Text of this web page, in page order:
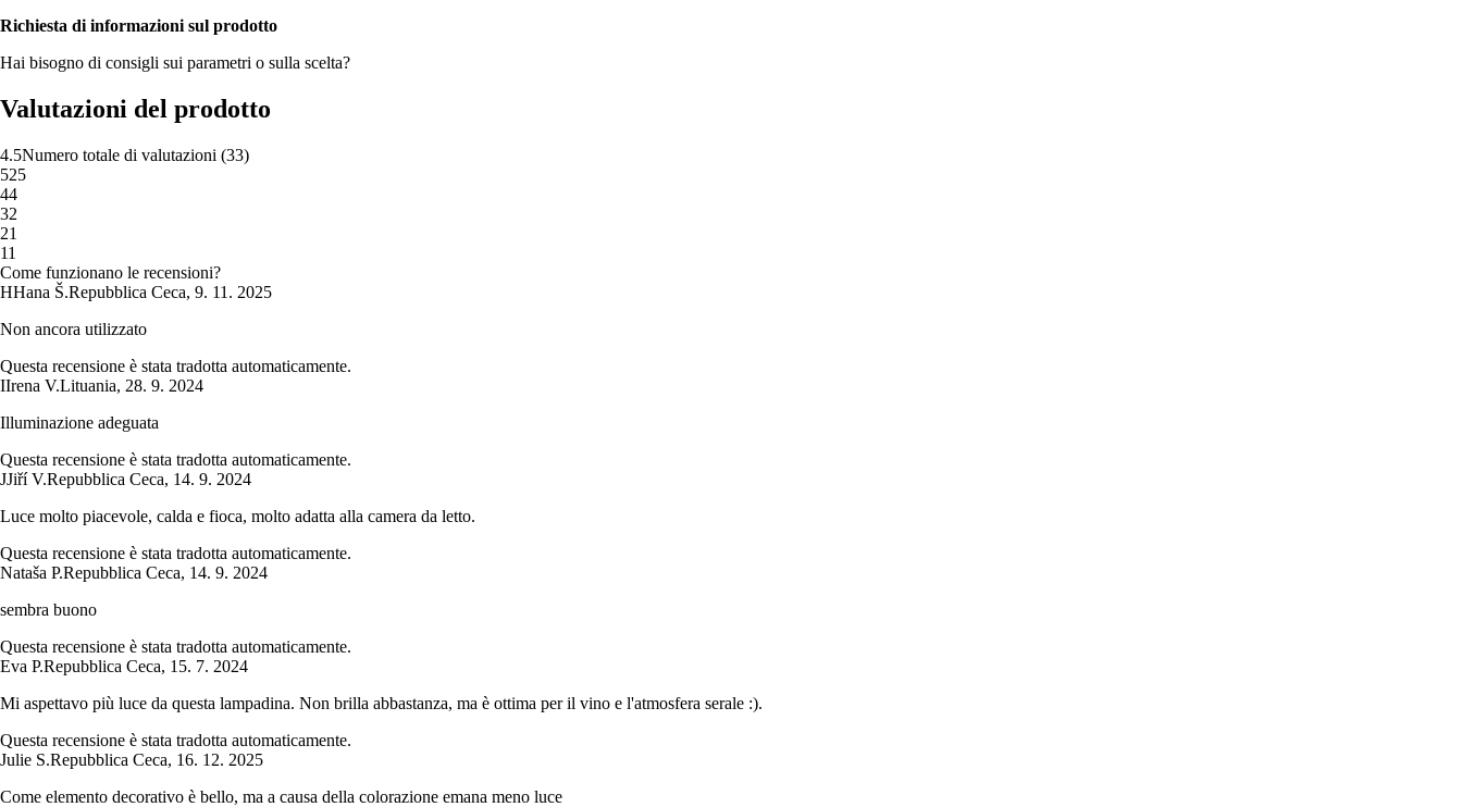
Richiesta di informazioni sul prodotto
Hai bisogno di consigli sui parametri o sulla scelta?
Valutazioni del prodotto
4.5Numero totale di valutazioni (33)
525
44
32
21
11
Come funzionano le recensioni?
HHana Š.Repubblica Ceca, 9. 11. 2025
Non ancora utilizzato
Questa recensione è stata tradotta automaticamente.
IIrena V.Lituania, 28. 9. 2024
Illuminazione adeguata
Questa recensione è stata tradotta automaticamente.
JJiří V.Repubblica Ceca, 14. 9. 2024
Luce molto piacevole, calda e fioca, molto adatta alla camera da letto.
Questa recensione è stata tradotta automaticamente.
Nataša P.Repubblica Ceca, 14. 9. 2024
sembra buono
Questa recensione è stata tradotta automaticamente.
Eva P.Repubblica Ceca, 15. 7. 2024
Mi aspettavo più luce da questa lampadina. Non brilla abbastanza, ma è ottima per il vino e l'atmosfera serale :).
Questa recensione è stata tradotta automaticamente.
Julie S.Repubblica Ceca, 16. 12. 2025
Come elemento decorativo è bello, ma a causa della colorazione emana meno luce